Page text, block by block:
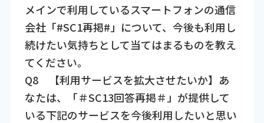
メインで利用しているスマートフォンの通信
会社「#SC1再掲#」について、今後も利用し
続けたい気持ちとして当てはまるものを教え
てください。
Q8 【利用サービスを拡大させたいか】あ
なたは、「＃SC13回答再掲＃」が提供して
いる下記のサービスを今後利用したいと思い